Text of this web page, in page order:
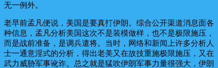
无一例外。
老早前孟凡便说，美国是要真打伊朗。综合公开渠道消息面各
种信息，孟凡分析美国这次不是装模做样，也不是极限施压，
而是战前准备，是调兵遣将。当时，网络和新闻上许多分析人
士一通意淫式的分析，得出老美又在故技重施极限施压，又在
武力威胁军事讹诈。总之就是猛吹伊朗军事力量很强大，伊朗